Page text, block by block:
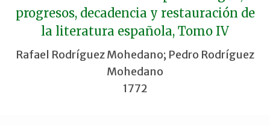
progresos, decadencia y restauración de
la literatura española, Tomo IV
Rafael Rodríguez Mohedano; Pedro Rodríguez
Mohedano
1772